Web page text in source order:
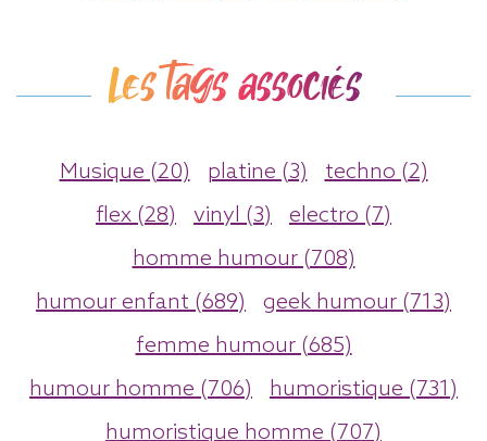
Les tags associés
Musique (20) platine (3)
techno (2)
flex (28)
vinyl (3)
electro (7)
homme humour (708)
humour enfant (689)
geek humour (713)
femme humour (685)
humour homme (706)
humoristique (731)
humoristique homme (707)